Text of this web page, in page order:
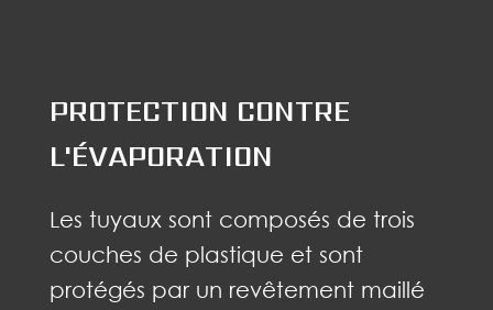
PROTECTION CONTRE
L'ÉVAPORATION
Les tuyaux sont composés de trois
couches de plastique et sont
protégés par un revêtement maillé